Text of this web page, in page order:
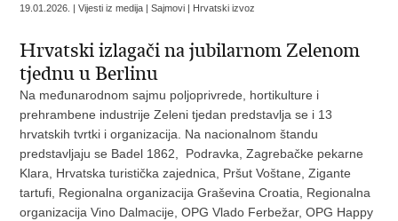
19.01.2026. | Vijesti iz medija | Sajmovi | Hrvatski izvoz
Hrvatski izlagači na jubilarnom Zelenom
tjednu u Berlinu
Na međunarodnom sajmu poljoprivrede, hortikulture i
prehrambene industrije Zeleni tjedan predstavlja se i 13
hrvatskih tvrtki i organizacija. Na nacionalnom štandu
predstavljaju se Badel 1862, Podravka, Zagrebačke pekarne
Klara, Hrvatska turistička zajednica, Pršut Voštane, Zigante
tartufi, Regionalna organizacija Graševina Croatia, Regionalna
organizacija Vino Dalmacije, OPG Vlado Ferbežar, OPG Happy